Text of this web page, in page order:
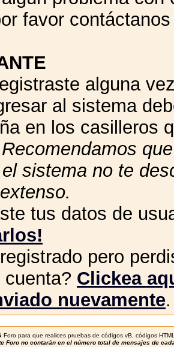
favor
alguna
al sistema
en los casilleros
Recomendamos
sistema no te
tus datos de
pero
Clickea
nuevamente.
Foro para que realices pruebas de códigos vB, códigos
Foro no contarán en el número total de mensajes de